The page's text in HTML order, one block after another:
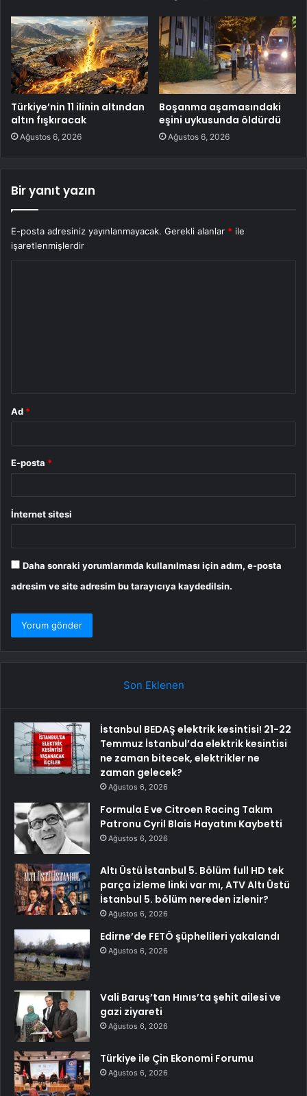
Türkiye’nin 11 ilinin altından
altın fışkıracak
Ağustos 6, 2026
Boşanma aşamasındaki
eşini uykusunda öldürdü
Ağustos 6, 2026
Bir yanıt yazın
E-posta adresiniz yayınlanmayacak. Gerekli alanlar * ile
işaretlenmişlerdir
Ad *
E-posta *
İnternet sitesi
Daha sonraki yorumlarımda kullanılması için adım, e-posta
adresim ve site adresim bu tarayıcıya kaydedilsin.
Son Eklenen
İstanbul BEDAŞ elektrik kesintisi! 21-22
Temmuz İstanbul’da elektrik kesintisi
ne zaman bitecek, elektrikler ne
zaman gelecek?
Ağustos 6, 2026
Formula E ve Citroen Racing Takım
Patronu Cyril Blais Hayatını Kaybetti
Ağustos 6, 2026
Altı Üstü İstanbul 5. Bölüm full HD tek
parça izleme linki var mı, ATV Altı Üstü
İstanbul 5. bölüm nereden izlenir?
Ağustos 6, 2026
Edirne’de FETÖ şüphelileri yakalandı
Ağustos 6, 2026
Vali Baruş’tan Hınıs’ta şehit ailesi ve
gazi ziyareti
Ağustos 6, 2026
Türkiye ile Çin Ekonomi Forumu
Ağustos 6, 2026